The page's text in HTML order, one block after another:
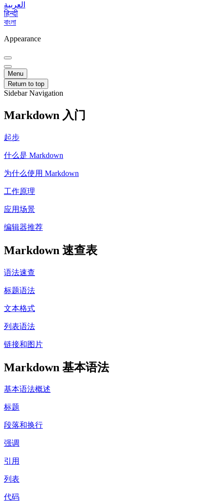
العربية
हिन्दी
বাংলা
Appearance
Menu
Return to top
Sidebar Navigation
Markdown 入门
起步
什么是 Markdown
为什么使用 Markdown
工作原理
应用场景
编辑器推荐
Markdown 速查表
语法速查
标题语法
文本格式
列表语法
链接和图片
Markdown 基本语法
基本语法概述
标题
段落和换行
强调
引用
列表
代码